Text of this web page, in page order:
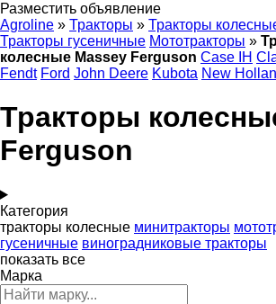
Разместить объявление
Agroline » Тракторы » Тракторы
Тракторы гусеничные Мототракторы »
колесные Massey Ferguson Case IH
Fendt Ford John Deere Kubota New
Тракторы
Ferguson
Категория
тракторы колесные минитракторы
гусеничные виноградниковые тракторы
показать все
Марка